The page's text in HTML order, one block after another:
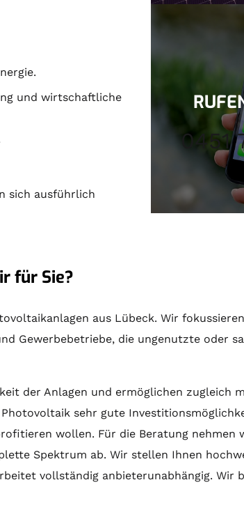
und wirtschaftliche
sich ausführlich
0451
für Sie?
aus Lübeck. Wir
Gewerbebetriebe, die ungenutzte oder
der Anlagen und ermöglichen zugleich
sehr gute
wollen. Für die Beratung nehmen
Spektrum ab. Wir stellen Ihnen
vollständig anbieterunabhängig. Wir